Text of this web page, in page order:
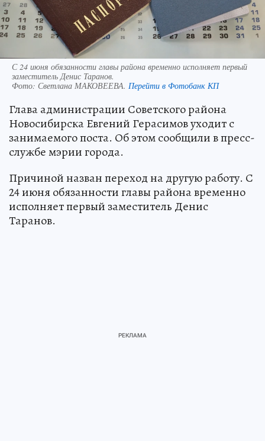
С 24 июня обязанности главы района временно исполняет первый
заместитель Денис Таранов.
Фото: Светлана МАКОВЕЕВА. Перейти в Фотобанк КП
Глава администрации Советского района
Новосибирска Евгений Герасимов уходит с
занимаемого поста. Об этом сообщили в пресс-
службе мэрии города.
Причиной назван переход на другую работу. С
24 июня обязанности главы района временно
исполняет первый заместитель Денис
Таранов.